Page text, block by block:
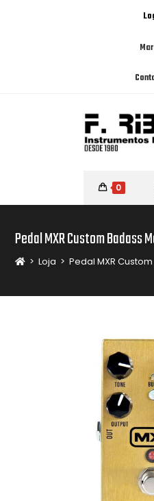
0
Pedal MXR Custom Badass
> Loja > Pedal MXR